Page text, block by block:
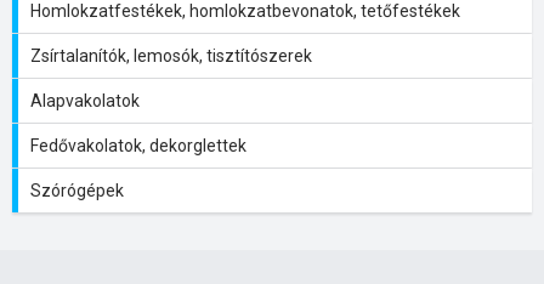
Homlokzatfestékek, homlokzatbevonatok, tetőfestékek
Zsírtalanítók, lemosók, tisztítószerek
Alapvakolatok
Fedővakolatok, dekorglettek
Szórógépek